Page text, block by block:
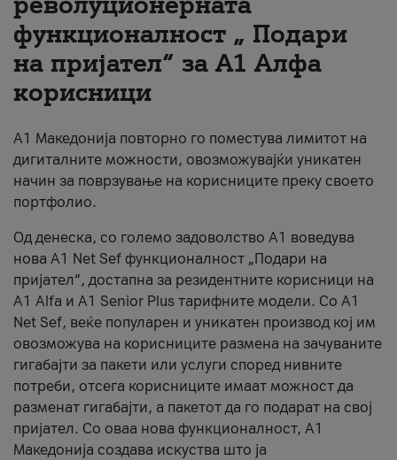
За нас
#ПодобарОнлајн
функционалност „ Подари
на пријател“ за А1 Алфа
корисници
А1 Македонија повторно го поместува лимитот на
дигиталните можности, овозможувајќи уникатен
начин за поврзување на корисниците преку своето
портфолио.
Од денеска, со големо задоволство А1 воведува
нова A1 Net Sef функционалност „Подари на
пријател“, достапна за резидентните корисници на
А1 Alfa и A1 Senior Plus тарифните модели. Со A1
Net Sef, веќе популарен и уникатен производ кој им
овозможува на корисниците размена на зачуваните
гигабајти за пакети или услуги според нивните
потреби, отсега корисниците имаат можност да
разменат гигабајти, а пакетот да го подарат на свој
пријател. Со оваа нова функционалност, А1
Македонија создава искуства што ја